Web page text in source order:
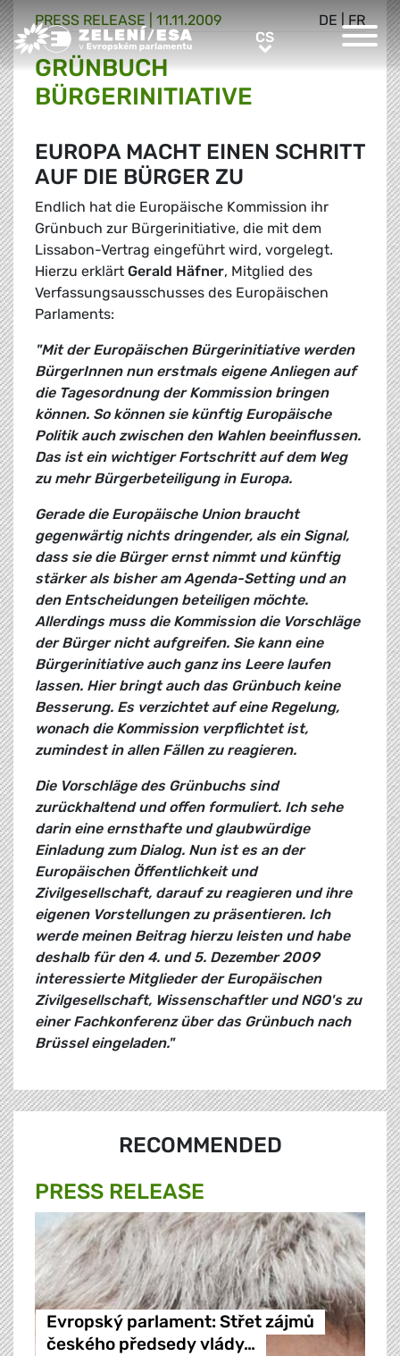
Greens/EFA Home CSCS
DE FR
PRESS RELEASE | 11.11.2009
GRÜNBUCH
BÜRGERINITIATIVE
EUROPA MACHT EINEN SCHRITT
AUF DIE BÜRGER ZU
Endlich hat die Europäische Kommission ihr
Grünbuch zur Bürgerinitiative, die mit dem
Lissabon-Vertrag eingeführt wird, vorgelegt.
Hierzu erklärt Gerald Häfner, Mitglied des
Verfassungsausschusses des Europäischen
Parlaments:
"Mit der Europäischen Bürgerinitiative werden
BürgerInnen nun erstmals eigene Anliegen auf
die Tagesordnung der Kommission bringen
können. So können sie künftig Europäische
Politik auch zwischen den Wahlen beeinflussen.
Das ist ein wichtiger Fortschritt auf dem Weg
zu mehr Bürgerbeteiligung in Europa.
Gerade die Europäische Union braucht
gegenwärtig nichts dringender, als ein Signal,
dass sie die Bürger ernst nimmt und künftig
stärker als bisher am Agenda-Setting und an
den Entscheidungen beteiligen möchte.
Allerdings muss die Kommission die Vorschläge
der Bürger nicht aufgreifen. Sie kann eine
Bürgerinitiative auch ganz ins Leere laufen
lassen. Hier bringt auch das Grünbuch keine
Besserung. Es verzichtet auf eine Regelung,
wonach die Kommission verpflichtet ist,
zumindest in allen Fällen zu reagieren.
Die Vorschläge des Grünbuchs sind
zurückhaltend und offen formuliert. Ich sehe
darin eine ernsthafte und glaubwürdige
Einladung zum Dialog. Nun ist es an der
Europäischen Öffentlichkeit und
Zivilgesellschaft, darauf zu reagieren und ihre
eigenen Vorstellungen zu präsentieren. Ich
werde meinen Beitrag hierzu leisten und habe
deshalb für den 4. und 5. Dezember 2009
interessierte Mitglieder der Europäischen
Zivilgesellschaft, Wissenschaftler und NGO's zu
einer Fachkonferenz über das Grünbuch nach
Brüssel eingeladen."
RECOMMENDED
PRESS RELEASE
Evropský parlament: Střet zájmů
českého předsedy vlády…